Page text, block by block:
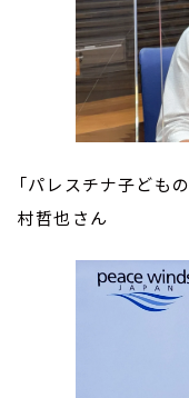
「パレスチナ子ども
村哲也さん